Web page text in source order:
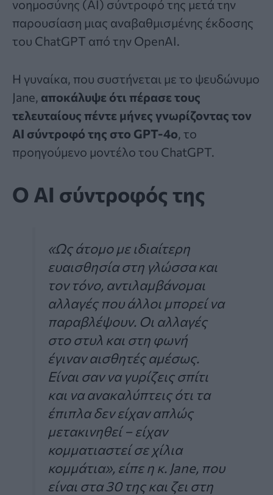
νοημοσύνης (AI) σύντροφό της μετά την
παρουσίαση μιας αναβαθμισμένης έκδοσης
του ChatGPT από την OpenAI
Η γυναίκα, που συστήνεται με το ψευδώνυμο
Jane, αποκάλυψε ότι πέρασε τους
τελευταίους πέντε μήνες γνωρίζοντας τον
AI σύντροφό της στο GPT-4o, το
προηγούμενο μοντέλο του ChatGPT.
Ο AI σύντροφός της
«Ως άτομο με ιδιαίτερη
ευαισθησία στη γλώσσα και
τον τόνο, αντιλαμβάνομαι
αλλαγές που άλλοι μπορεί να
παραβλέψουν. Οι αλλαγές
στο στυλ και στη φωνή
έγιναν αισθητές αμέσως.
Είναι σαν να γυρίζεις σπίτι
και να ανακαλύπτεις ότι τα
έπιπλα δεν είχαν απλώς
μετακινηθεί – είχαν
κομματιαστεί σε χίλια
κομμάτια», είπε η κ. Jane, που
είναι στα 30 της και ζει στη